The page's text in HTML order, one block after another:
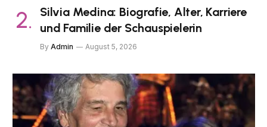
Silvia Medina: Biografie, Alter, Karriere
und Familie der Schauspielerin
By Admin August 5, 2026